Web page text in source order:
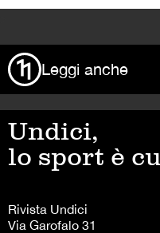
Leggi anche
Undici,
lo sport è
Rivista Undici
Via Garofalo 31